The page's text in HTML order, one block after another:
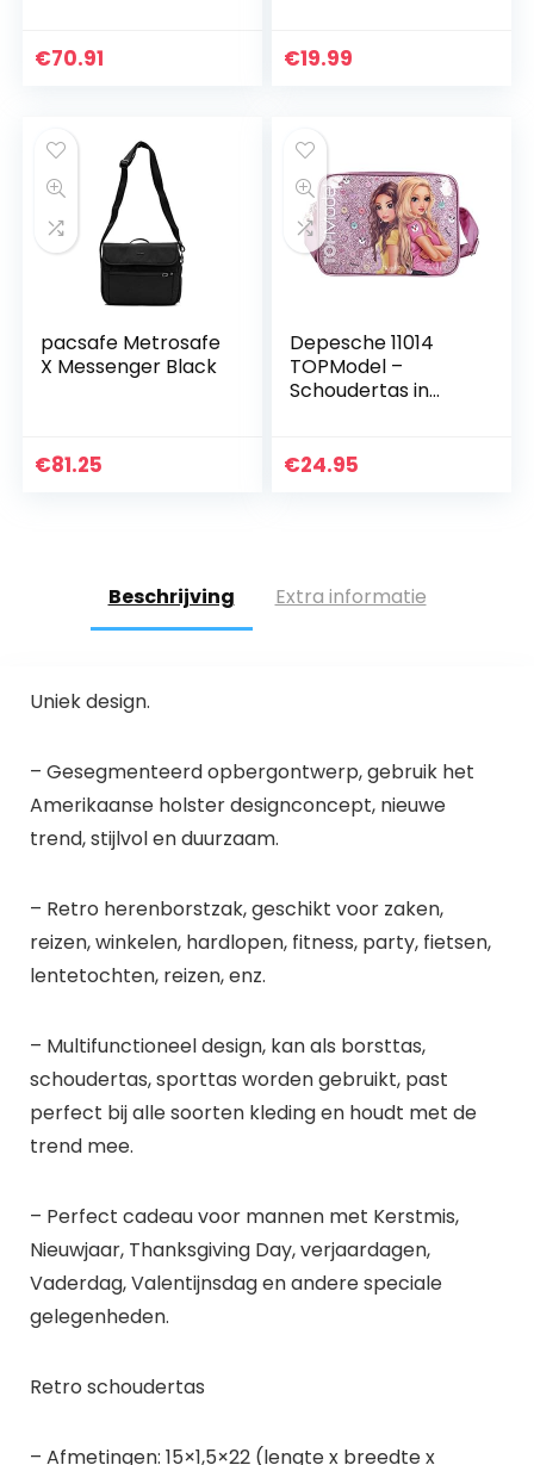
€70.91 €19.99
pacsafe Metrosafe
X Messenger Black
€81.25
Depesche 11014
TOPModel –
Schoudertas in
ritssluiting en in
€24.95
Beschrijving Extra informatie
Uniek design.
– Gesegmenteerd opbergontwerp, gebruik het
Amerikaanse holster designconcept, nieuwe
trend, stijlvol en duurzaam.
– Retro herenborstzak, geschikt voor zaken,
reizen, winkelen, hardlopen, fitness, party, fietsen,
lentetochten, reizen, enz.
– Multifunctioneel design, kan als borsttas,
schoudertas, sporttas worden gebruikt, past
perfect bij alle soorten kleding en houdt met de
trend mee.
– Perfect cadeau voor mannen met Kerstmis,
Nieuwjaar, Thanksgiving Day, verjaardagen,
Vaderdag, Valentijnsdag en andere speciale
gelegenheden.
Retro schoudertas
– Afmetingen: 15×1,5×22 (lengte x breedte x